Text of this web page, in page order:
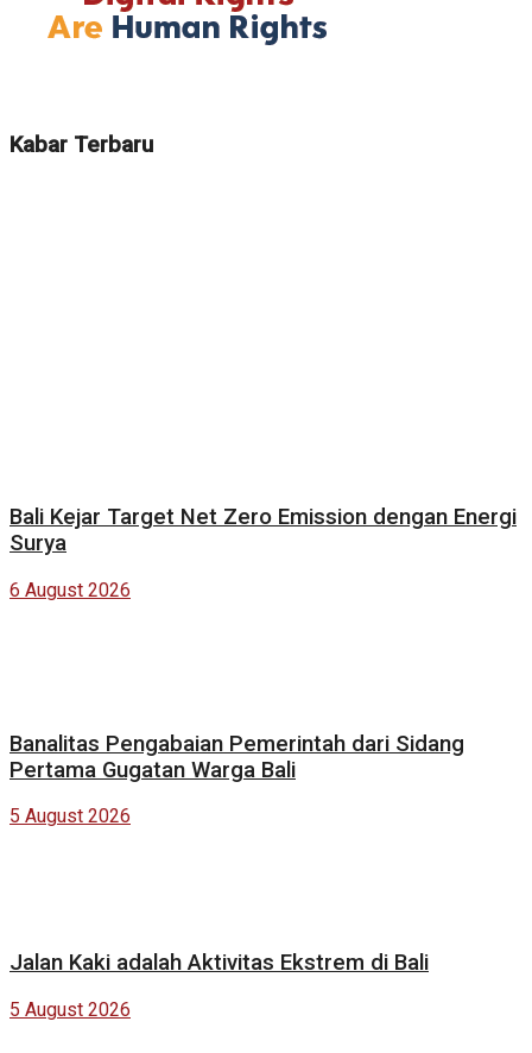
Kabar Terbaru
Bali Kejar Target Net Zero Emission dengan Energi
Surya
6 August 2026
Banalitas Pengabaian Pemerintah dari Sidang
Pertama Gugatan Warga Bali
5 August 2026
Jalan Kaki adalah Aktivitas Ekstrem di Bali
5 August 2026